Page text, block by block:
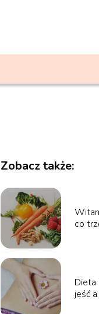
Zobacz także:
co
jeść